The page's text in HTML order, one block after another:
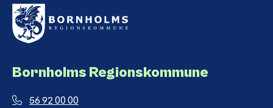
Bornholms Regionskommune
56 92 00 00